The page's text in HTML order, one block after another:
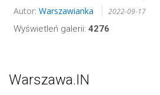
Autor: Warszawianka 2022-09-17
Wyświetleń galerii: 4276
Warszawa.IN